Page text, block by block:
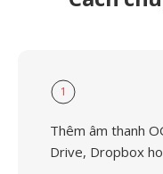
1
Thêm âm thanh
Drive, Dropbox